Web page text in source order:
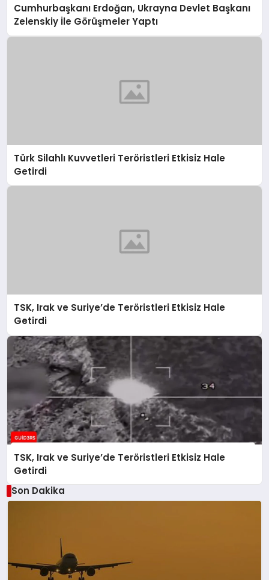
Cumhurbaşkanı Erdoğan, Ukrayna Devlet Başkanı
Zelenskiy İle Görüşmeler Yaptı
Türk Silahlı Kuvvetleri Teröristleri Etkisiz Hale
Getirdi
TSK, Irak ve Suriye’de Teröristleri Etkisiz Hale
Getirdi
TSK, Irak ve Suriye’de Teröristleri Etkisiz Hale
Getirdi
Son Dakika